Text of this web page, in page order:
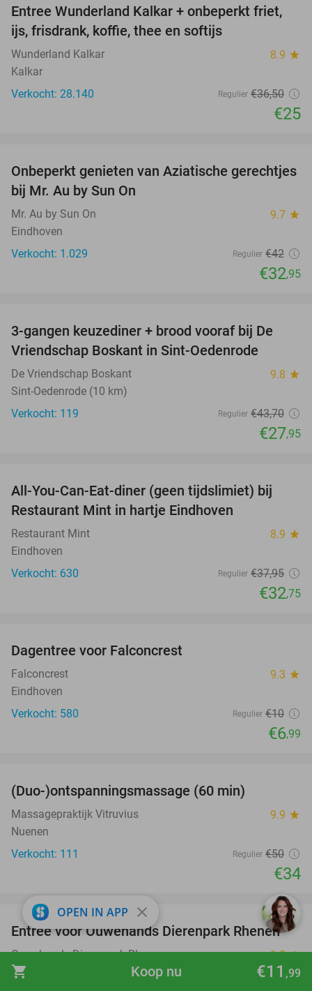
shopping_cart €11 ,99
Koop nu
32%
Entree Wunderland Kalkar + onbeperkt friet,
ijs, frisdrank, koffie, thee en softijs
Wunderland Kalkar 8.9 star
Kalkar
Verkocht: 28.140
Regulier €36,50
€25
22%
Onbeperkt genieten van Aziatische gerechtjes
bij Mr. Au by Sun On
Mr. Au by Sun On 9.7 star
Eindhoven
Verkocht: 1.029
Regulier €42
€32,95
36%
3-gangen keuzediner + brood vooraf bij De
Vriendschap Boskant in Sint-Oedenrode
De Vriendschap Boskant 9.8 star
Sint-Oedenrode (10 km)
Verkocht: 119
Regulier €43,70
€27,95
14%
All-You-Can-Eat-diner (geen tijdslimiet) bij
Restaurant Mint in hartje Eindhoven
Restaurant Mint 8.9 star
Eindhoven
Verkocht: 630
Regulier €37,95
€32,75
Dagentree voor Falconcrest
Falconcrest 9.3 star
Eindhoven
Verkocht: 580
Regulier €10
€6,99
(Duo-)ontspanningsmassage (60 min)
Massagepraktijk Vitruvius 9.9 star
Nuenen
Verkocht: 111
Regulier €50
€34
19%
favorite_border
Entree voor Ouwehands Dierenpark Rhenen
Ouwehands Dierenpark Rhenen 9.5star
Rhenen
OPEN IN APP close